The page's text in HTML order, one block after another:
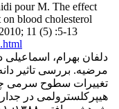
pour M. The effect
on blood cholesterol
11 (5) :5-13
دلفان بهرام،
مرضیه. بررسی تاثیر دانه
تغییرات سطوح سرمی
هیپرکلسترولمی در